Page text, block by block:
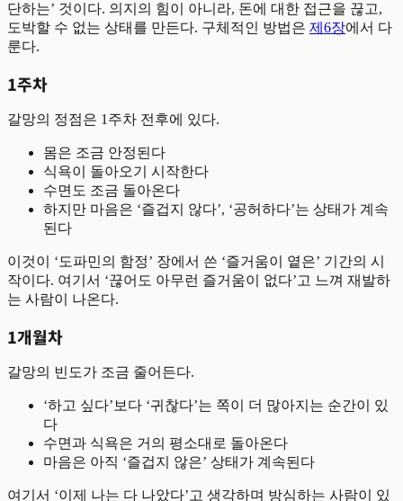
단하는’ 것이다. 의지의 힘이 아니라, 돈에 대한 접근을 끊고,
도박할 수 없는 상태를 만든다. 구체적인 방법은 제6장에서 다
룬다.
1주차
갈망의 정점은 1주차 전후에 있다.
몸은 조금 안정된다
식욕이 돌아오기 시작한다
수면도 조금 돌아온다
하지만 마음은 ‘즐겁지 않다’, ‘공허하다’는 상태가 계속
된다
이것이 ‘도파민의 함정’ 장에서 쓴 ‘즐거움이 옅은’ 기간의 시
작이다. 여기서 ‘끊어도 아무런 즐거움이 없다’고 느껴 재발하
는 사람이 나온다.
1개월차
갈망의 빈도가 조금 줄어든다.
‘하고 싶다’보다 ‘귀찮다’는 쪽이 더 많아지는 순간이 있
다
수면과 식욕은 거의 평소대로 돌아온다
마음은 아직 ‘즐겁지 않은’ 상태가 계속된다
여기서 ‘이제 나는 다 나았다’고 생각하며 방심하는 사람이 있